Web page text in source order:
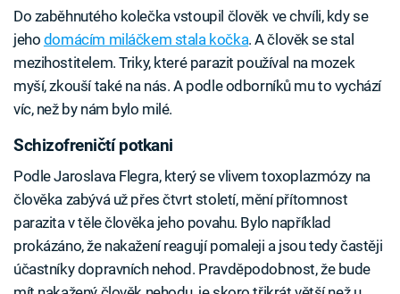
Do zaběhnutého kolečka vstoupil člověk ve chvíli, kdy se
jeho domácím miláčkem stala kočka. A člověk se stal
mezihostitelem. Triky, které parazit používal na mozek
myší, zkouší také na nás. A podle odborníků mu to vychází
víc, než by nám bylo milé.
Schizofreničtí potkani
Podle Jaroslava Flegra, který se vlivem toxoplazmózy na
člověka zabývá už přes čtvrt století, mění přítomnost
parazita v těle člověka jeho povahu. Bylo například
prokázáno, že nakažení reagují pomaleji a jsou tedy častěji
účastníky dopravních nehod. Pravděpodobnost, že bude